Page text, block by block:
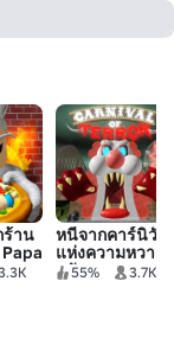
ร้าน
หนีจากคาร์นิวัล
แห่งความหวาด
กลัว Obby!
55% 3.7K